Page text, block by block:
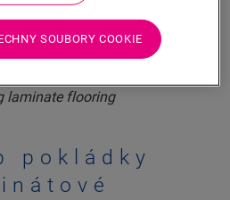
QUICK-STEP?
pokládky
SOUBORY COOKIE